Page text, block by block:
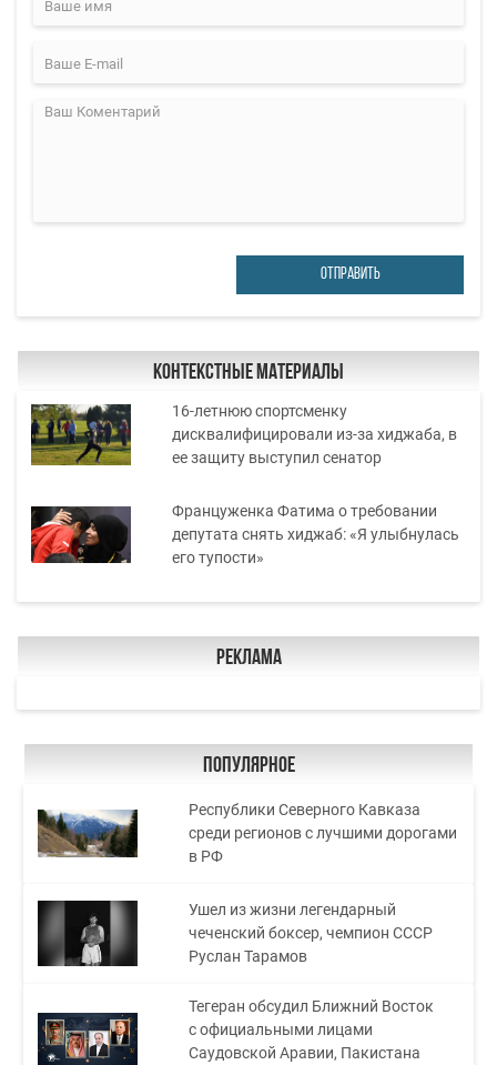
ОТПРАВИТЬ
Контекстные материалы
16-летнюю спортсменку
дисквалифицировали из-за хиджаба, в
ее защиту выступил сенатор
Француженка Фатима о требовании
депутата снять хиджаб: «Я улыбнулась
его тупости»
Реклама
Популярное
Республики Северного Кавказа
среди регионов с лучшими дорогами
в РФ
Ушел из жизни легендарный
чеченский боксер, чемпион СССР
Руслан Тарамов
Тегеран обсудил Ближний Восток
с официальными лицами
Саудовской Аравии, Пакистана